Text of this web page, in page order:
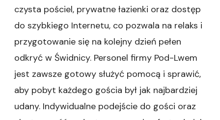
czysta pościel, prywatne łazienki oraz dostęp
do szybkiego Internetu, co pozwala na relaks i
przygotowanie się na kolejny dzień pełen
odkryć w Świdnicy. Personel firmy Pod-Lwem
jest zawsze gotowy służyć pomocą i sprawić,
aby pobyt każdego gościa był jak najbardziej
udany. Indywidualne podejście do gości oraz